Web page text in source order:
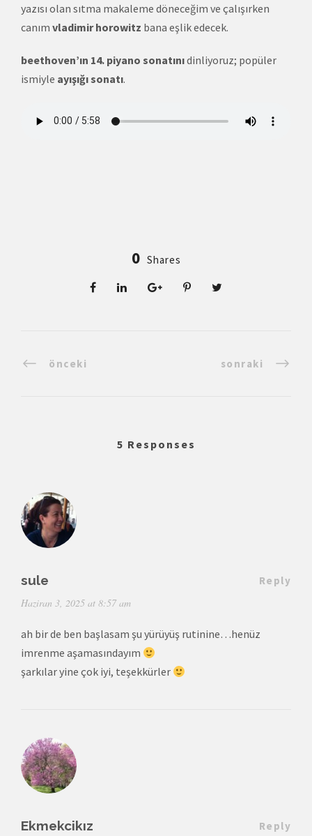
yazısı olan sıtma makaleme döneceğim ve çalışırken
canım vladimir horowitz bana eşlik edecek.
beethoven’ın 14. piyano sonatınıdinliyoruz; popüler
ismiyle ayışığı sonatı.
0 Shares
önceki sonraki
5 Responses
sule
Haziran 3, 2025 at 8:57 am
Reply
ah bir de ben başlasam şu yürüyüş rutinine…henüz
imrenme aşamasındayım
şarkılar yine çok iyi, teşekkürler
Ekmekcikız Reply